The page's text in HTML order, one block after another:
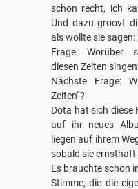
schon recht, ich
Und dazu groovt
als wollte sie sagen:
Frage: Worüber
diesen Zeiten
Nächste Frage:
Zeiten“?
Dota hat sich diese
auf ihr neues
liegen auf ihrem
sobald sie
Es brauchte schon
Stimme, die die